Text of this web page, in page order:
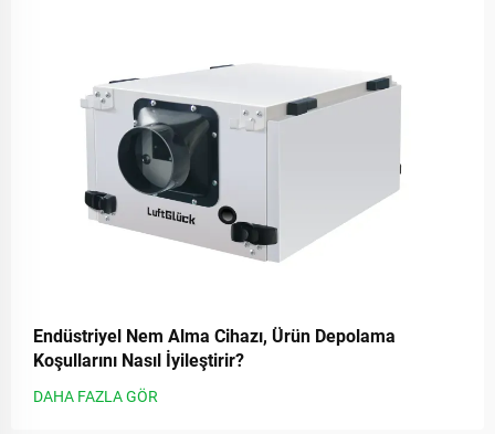
Endüstriyel Nem Alma Cihazı, Ürün Depolama
Koşullarını Nasıl İyileştirir?
DAHA FAZLA GÖR